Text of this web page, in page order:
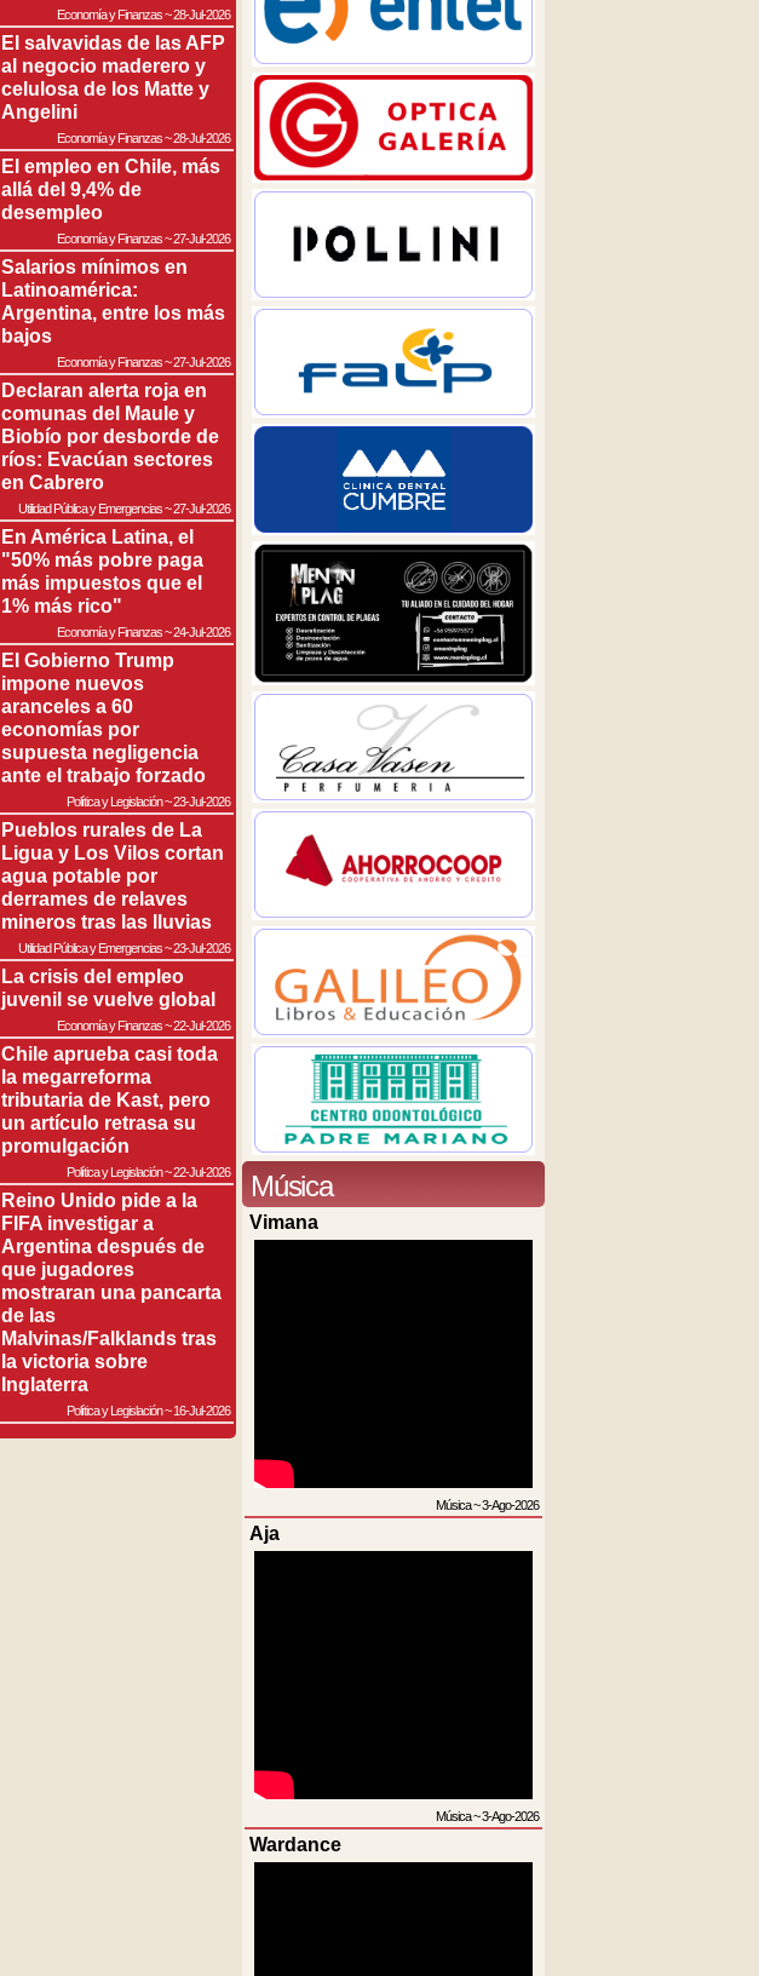
Economía y Finanzas~28-Jul-2026
El salvavidas de las AFP
al negocio maderero y
celulosa de los Matte y
Angelini
Economía y Finanzas~28-Jul-2026
El empleo en Chile, más
allá del 9,4% de
desempleo
Economía y Finanzas~27-Jul-2026
Salarios mínimos en
Latinoamérica:
Argentina, entre los más
bajos
Economía y Finanzas~27-Jul-2026
Declaran alerta roja en
comunas del Maule y
Biobío por desborde de
ríos: Evacúan sectores
en Cabrero
Utilidad Pública y Emergencias~27-Jul-2026
En América Latina, el
"50% más pobre paga
más impuestos que el
1% más rico"
Economía y Finanzas~24-Jul-2026
El Gobierno Trump
impone nuevos
aranceles a 60
economías por
supuesta negligencia
ante el trabajo forzado
Política y Legislación~23-Jul-2026
Pueblos rurales de La
Ligua y Los Vilos cortan
agua potable por
derrames de relaves
mineros tras las lluvias
Utilidad Pública y Emergencias~23-Jul-2026
La crisis del empleo
juvenil se vuelve global
Economía y Finanzas~22-Jul-2026
Chile aprueba casi toda
la megarreforma
tributaria de Kast, pero
un artículo retrasa su
promulgación
Política y Legislación~22-Jul-2026
Reino Unido pide a la
FIFA investigar a
Argentina después de
que jugadores
mostraran una pancarta
de las
Malvinas/Falklands tras
la victoria sobre
Inglaterra
Política y Legislación~16-Jul-2026
Música
Vimana
Música~3-Ago-2026
Aja
Música~3-Ago-2026
Wardance